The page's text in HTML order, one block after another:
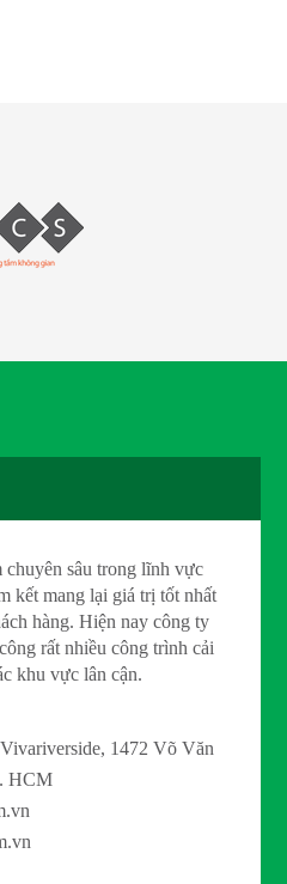
sâu trong lĩnh vực
kết mang lại giá trị tốt nhất
hàng. Hiện nay công ty
rất nhiều công trình cải
khu vực lân cận.
1472 Võ Văn
HCM